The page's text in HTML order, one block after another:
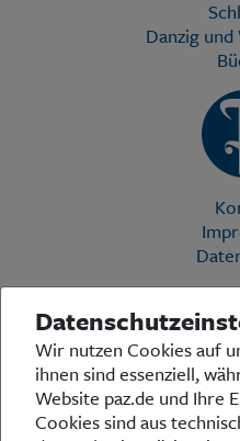
Danzig
Die Preußische Allgemeine
in der deutschen
über das aktuelle
bezieht zu den grundlegenden
Stellung. In ihrer Arbeit fühlt
preußischen Wertekanon
Wir nutzen Cookies auf
ihnen sind essenziell,
Website paz.de und Ihre
Cookies sind aus